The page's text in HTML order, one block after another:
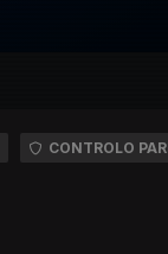
CONTROLO